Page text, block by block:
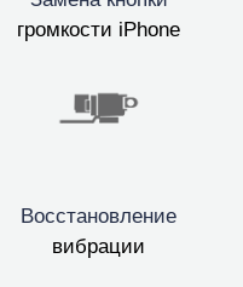
громкости iPhone
Восстановление
вибрации